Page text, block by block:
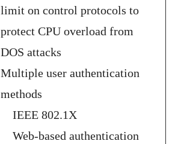
limit on control protocols to
protect CPU overload from
DOS attacks
Multiple user authentication
methods
IEEE 802.1X
Web-based authentication